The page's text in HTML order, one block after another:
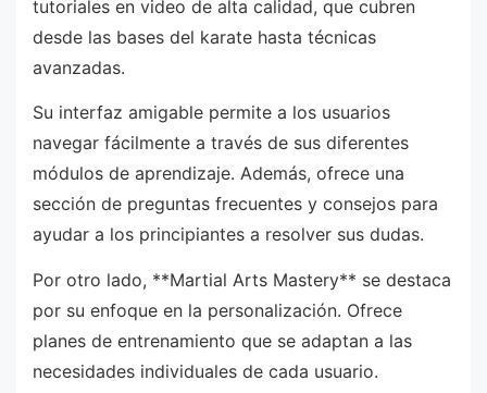
tutoriales en video de alta calidad, que cubren
desde las bases del karate hasta técnicas
avanzadas.
Su interfaz amigable permite a los usuarios
navegar fácilmente a través de sus diferentes
módulos de aprendizaje. Además, ofrece una
sección de preguntas frecuentes y consejos para
ayudar a los principiantes a resolver sus dudas.
Por otro lado, **Martial Arts Mastery** se destaca
por su enfoque en la personalización. Ofrece
planes de entrenamiento que se adaptan a las
necesidades individuales de cada usuario.